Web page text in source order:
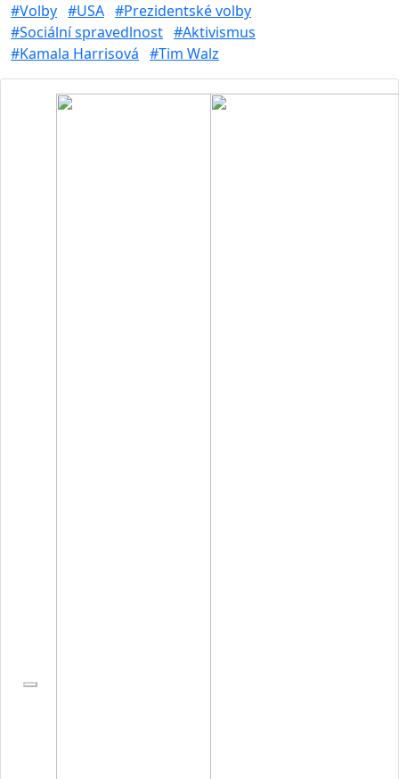
#Volby #USA #Prezidentské volby
#Sociální spravedlnost #Aktivismus
#Kamala Harrisová #Tim Walz